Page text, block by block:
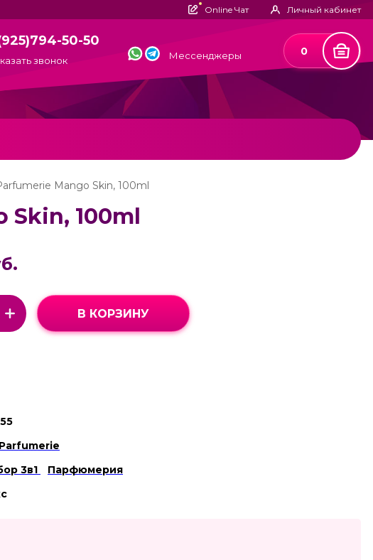
Online Чат Личный кабинет
50-50
звонок Мессенджеры 0
Mango Skin, 100ml
Skin, 100ml
В КОРЗИНУ
3в1
Парфюмерия